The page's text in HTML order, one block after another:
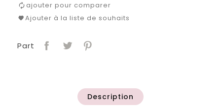
ajouter pour comparer
Ajouter à la liste de souhaits
Part
Description